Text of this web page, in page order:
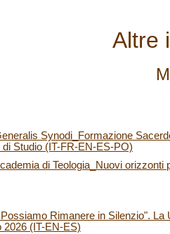
Altre
Synodi_Formazione
di Studio (IT-FR-EN-ES-PO)
di Teologia_Nuovi
Rimanere in Silenzio".
(IT-EN-ES)